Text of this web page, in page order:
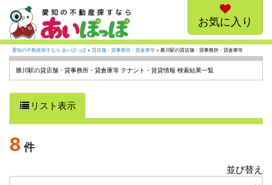
お気に入り
愛知の不動産探すなら あいぽっぽ> 貸店舗・貸事務所・貸倉庫等 > 勝川駅の貸店舗・貸事務所・貸倉庫等
勝川駅の貸店舗・貸事務所・貸倉庫等 テナント・賃貸情報 検索結果一覧
リスト表示
8 件
並び替え